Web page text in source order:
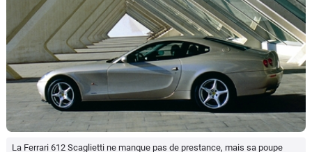
La Ferrari 612 Scaglietti ne manque pas de prestance, mais sa poupe